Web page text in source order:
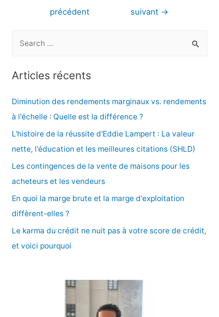
l’article
précédent
suivant →
e
r
c
:
Articles récents
Diminution des rendements marginaux vs. rendements
à l'échelle : Quelle est la différence ?
L'histoire de la réussite d'Eddie Lampert : La valeur
nette, l'éducation et les meilleures citations (SHLD)
Les contingences de la vente de maisons pour les
acheteurs et les vendeurs
En quoi la marge brute et la marge d'exploitation
diffèrent-elles ?
Le karma du crédit ne nuit pas à votre score de crédit,
et voici pourquoi